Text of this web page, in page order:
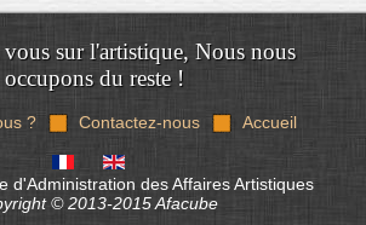
vous sur l'artistique, Nous nous
occupons du reste !
? Contactez-nous Accueil
d'Administration des Affaires Artistiques
© 2013-2015 Afacube